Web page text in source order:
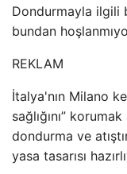
Dondurmayla ilgili
bundan
REKLAM
İtalya'nın Milano
sağlığını”
dondurma ve
yasa tasarısı